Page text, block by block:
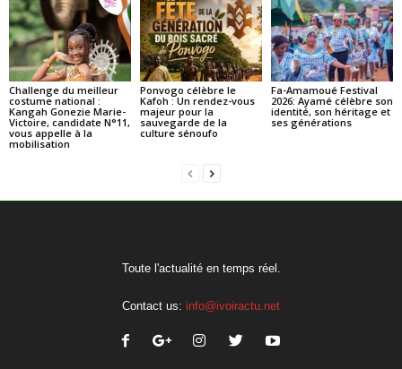
Challenge du meilleur
costume national :
Kangah Gonezie Marie-
Victoire, candidate N°11,
vous appelle à la
mobilisation
Ponvogo célèbre le
Kafoh : Un rendez-vous
majeur pour la
sauvegarde de la
culture sénoufo
Fa-Amamoué Festival
2026: Ayamé célèbre son
identité, son héritage et
ses générations
Toute l'actualité en temps réel.
Contact us: info@ivoiractu.net